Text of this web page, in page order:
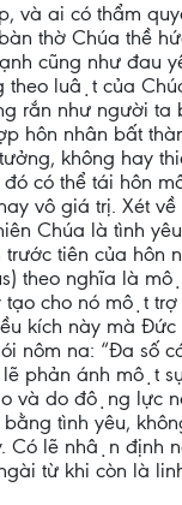
và ai có thẩm
thờ Chúa thề
cũng như đau
luật của
rắn như người
nhân bất
không hay
có thể tái hôn
vô giá trị. Xét
Chúa là tình
tiên của
theo nghĩa là
cho nó một trợ
kích này mà
nôm na: “Đa
phản ánh
và do động lực
tình yêu,
lẽ nhận định
từ khi còn là